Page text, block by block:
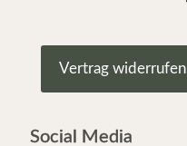
Vertrag widerrufen
Social Media